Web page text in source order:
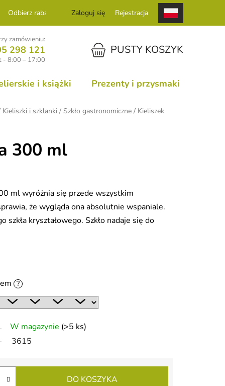
Odbierz rabat Zaloguj się Rejestracja
zamówieniu:
298 121
- 8:00 – 17:00
KOSZYKPUSTY KOSZYK
i książki Prezenty i przysmaki
Kieliszki i szklanki / Szkło gastronomiczne / Kieliszek
300 ml
ml wyróżnia się przede wszystkim
że wygląda ona absolutnie wspaniale.
szkła kryształowego. Szkło nadaje się do
?
W magazynie (>5 ks)
3615
DO KOSZYKA